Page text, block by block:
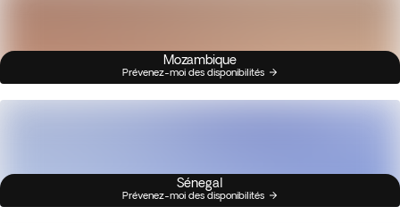
Mozambique
Prévenez-moi des disponibilités
Sénegal
Prévenez-moi des disponibilités